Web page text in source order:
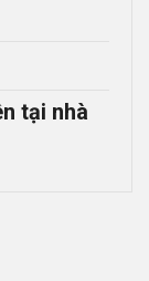
tại nhà